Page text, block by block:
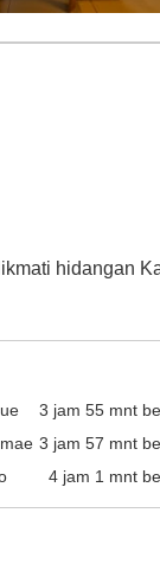
hidangan
3 jam 55mnt
3 jam 57 mnt
4jam 1 mnt